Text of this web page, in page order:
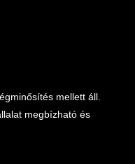
mellett áll.
megbízható és